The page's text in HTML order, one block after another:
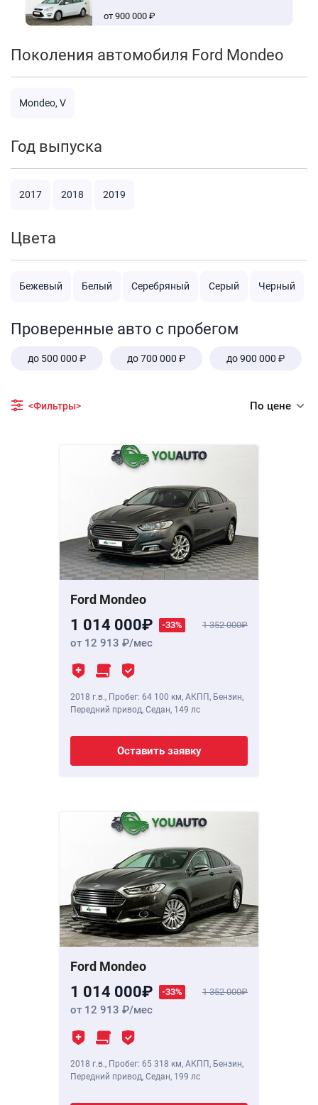
от 900 000 ₽
Поколения автомобиля Ford Mondeo
Mondeo, V
Год выпуска
2017 2018 2019
Цвета
Бежевый Белый Серебряный Серый Черный
Проверенные авто с пробегом
до 500 000 ₽ до 700 000 ₽ до 900 000 ₽
<Фильтры> По цене
Ford Mondeo
1 014 000 -33% 1 352 000
от 12 913 /мес
2018 г.в., Пробег: 64 100 км, АКПП, Бензин,
Передний привод, Седан, 149 лс
Оставить заявку
Ford Mondeo
1 014 000 -33% 1 352 000
от 12 913 /мес
2018 г.в., Пробег: 65 318 км, АКПП, Бензин,
Передний привод, Седан, 199 лс